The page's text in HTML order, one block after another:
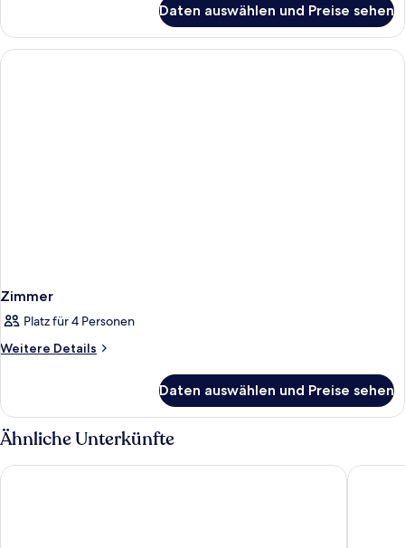
Daten auswählen und Preise sehen
Zimmer
Platz für 4 Personen
Weitere Details
Weitere
Daten auswählen und Preise sehen
Ähnliche Unterkünfte
AMANAR Ouarzazate Boutique Hôtel & SPA Le